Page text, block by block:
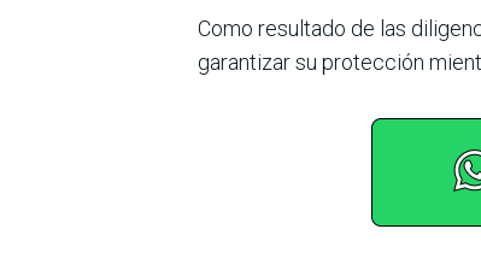
Como resultado de las
garantizar su protección